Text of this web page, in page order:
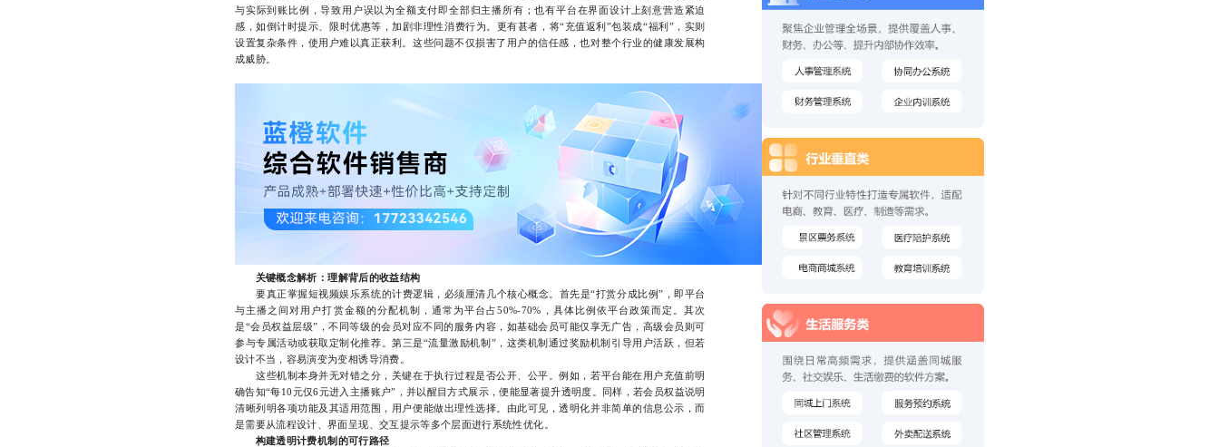
与实际到账比例，导致用户误以为全额支付即全部归主播所有；也有平台在界面设计上刻意营造紧迫
感，如倒计时提示、限时优惠等，加剧非理性消费行为。更有甚者，将“充值返利”包装成“福利”，实则
设置复杂条件，使用户难以真正获利。这些问题不仅损害了用户的信任感，也对整个行业的健康发展构
成威胁。
关键概念解析：理解背后的收益结构
要真正掌握短视频娱乐系统的计费逻辑，必须厘清几个核心概念。首先是“打赏分成比例”，即平台
与主播之间对用户打赏金额的分配机制，通常为平台占50%-70%，具体比例依平台政策而定。其次
是“会员权益层级”，不同等级的会员对应不同的服务内容，如基础会员可能仅享无广告，高级会员则可
参与专属活动或获取定制化推荐。第三是“流量激励机制”，这类机制通过奖励机制引导用户活跃，但若
设计不当，容易演变为变相诱导消费。
这些机制本身并无对错之分，关键在于执行过程是否公开、公平。例如，若平台能在用户充值前明
确告知“每10元仅6元进入主播账户”，并以醒目方式展示，便能显著提升透明度。同样，若会员权益说明
清晰列明各项功能及其适用范围，用户便能做出理性选择。由此可见，透明化并非简单的信息公示，而
是需要从流程设计、界面呈现、交互提示等多个层面进行系统性优化。
构建透明计费机制的可行路径